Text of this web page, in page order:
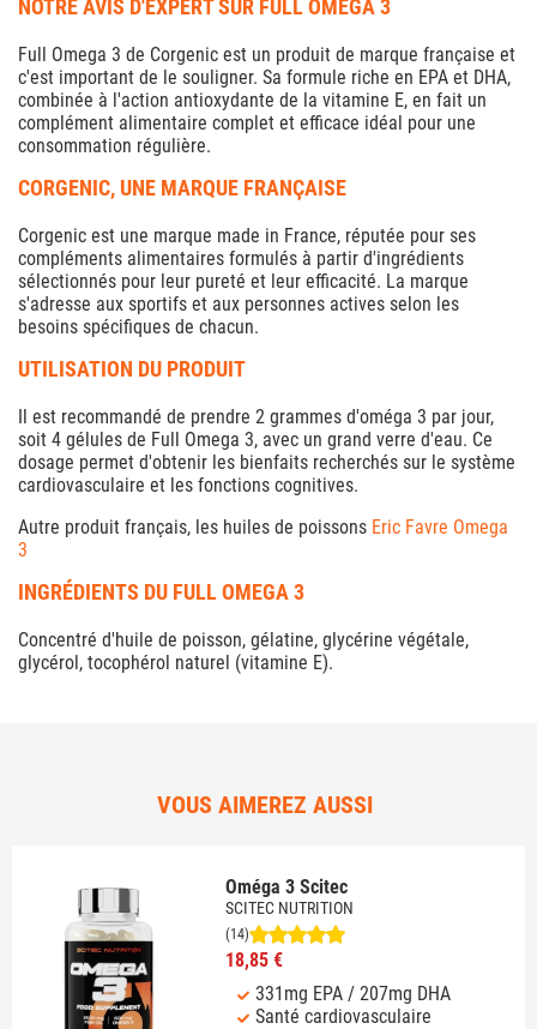
NOTRE AVIS D'EXPERT SUR FULL OMEGA 3
Full Omega 3 de Corgenic est un produit de marque française et
c'est important de le souligner. Sa formule riche en EPA et DHA,
combinée à l'action antioxydante de la vitamine E, en fait un
complément alimentaire complet et efficace idéal pour une
consommation régulière.
CORGENIC, UNE MARQUE FRANÇAISE
Corgenic est une marque made in France, réputée pour ses
compléments alimentaires formulés à partir d'ingrédients
sélectionnés pour leur pureté et leur efficacité. La marque
s'adresse aux sportifs et aux personnes actives selon les
besoins spécifiques de chacun.
UTILISATION DU PRODUIT
Il est recommandé de prendre 2 grammes d'oméga 3 par jour,
soit 4 gélules de Full Omega 3, avec un grand verre d'eau. Ce
dosage permet d'obtenir les bienfaits recherchés sur le système
cardiovasculaire et les fonctions cognitives.
Autre produit français, les huiles de poissons Eric Favre Omega
3
INGRÉDIENTS DU FULL OMEGA 3
Concentré d'huile de poisson, gélatine, glycérine végétale,
glycérol, tocophérol naturel (vitamine E).
VOUS AIMEREZ AUSSI
Oméga 3 Scitec
SCITEC NUTRITION
(14)
18,85 €
331mg EPA / 207mg DHA
Santé cardiovasculaire